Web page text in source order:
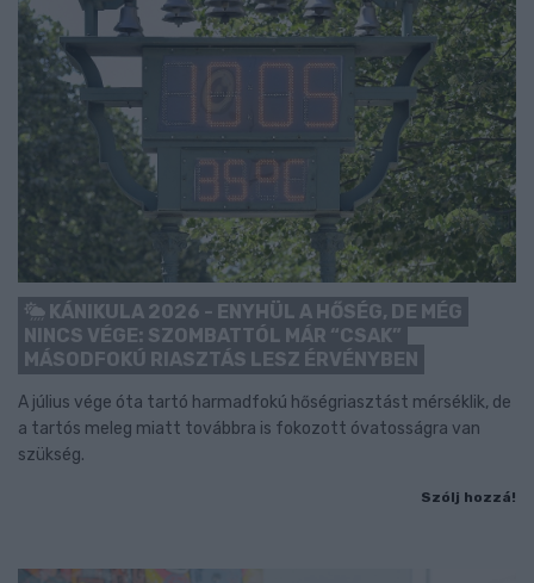
KÁNIKULA 2026 - ENYHÜL A HŐSÉG, DE MÉG
NINCS VÉGE: SZOMBATTÓL MÁR “CSAK”
MÁSODFOKÚ RIASZTÁS LESZ ÉRVÉNYBEN
A július vége óta tartó harmadfokú hőségriasztást mérséklik, de
a tartós meleg miatt továbbra is fokozott óvatosságra van
szükség.
Szólj hozzá!